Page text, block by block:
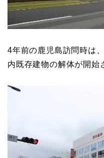
4年前の鹿児島訪問時は
内既存建物の解体が開始